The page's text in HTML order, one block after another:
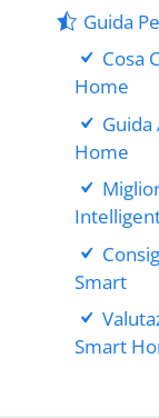
Guida
Cosa
Home
Guida
Home
Smart
Smart